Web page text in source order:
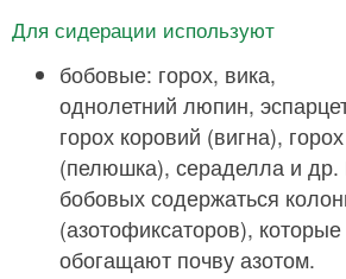
Для сидерации используют
бобовые: горох, вика,
однолетний люпин,
горох коровий (вигна),
(пелюшка), сераделла и др.
бобовых содержаться
(азотофиксаторов),
обогащают почву азотом.